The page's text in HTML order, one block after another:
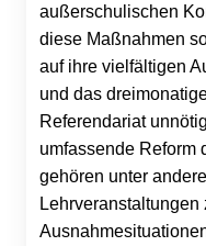
außerschulischen
diese Maßnahmen
auf ihre vielfältigen
und das
Referendariat
umfassende Reform
gehören unter